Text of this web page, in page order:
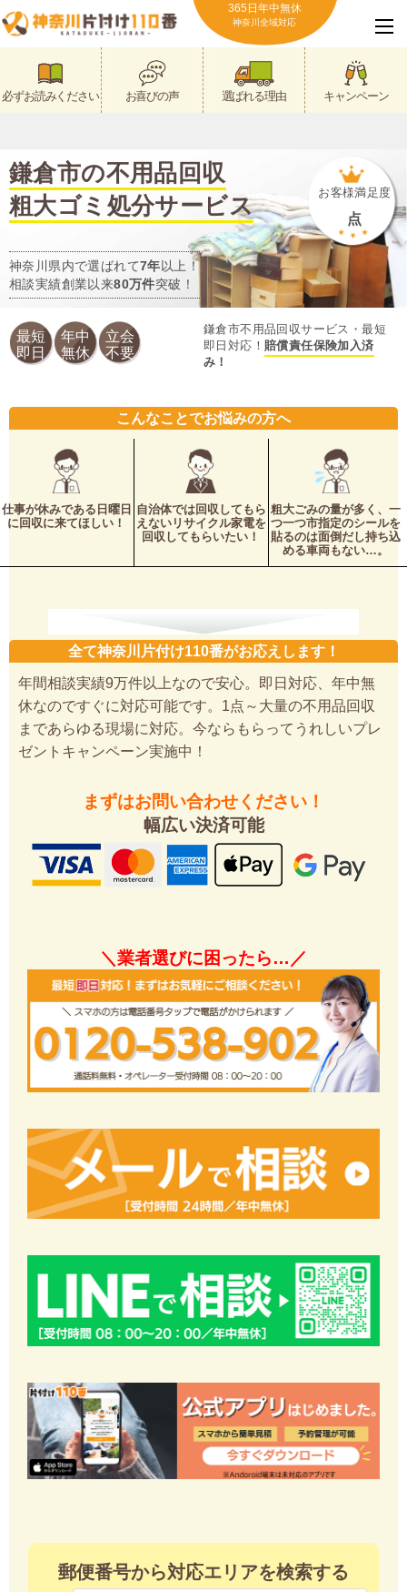
365日年中無休
神奈川全域対応
必ずお読みください お喜びの声 選ばれる理由 キャンペーン
鎌倉市の不用品回収
粗大ゴミ処分サービス
神奈川県内で選ばれて7年以上！
相談実績創業以来80万件突破！
お客様満足度
点
最短
即日
年中
無休
立会
不要
鎌倉市不用品回収サービス・最短
即日対応！ 賠償責任保険加入済
み！
こんなことでお悩みの方へ
仕事が休みである日曜日
に回収に来てほしい！
自治体では回収してもら
えないリサイクル家電を
回収してもらいたい！
粗大ごみの量が多く、一
つ一つ市指定のシールを
貼るのは面倒だし持ち込
める車両もない…。
全て神奈川片付け110番がお応えします！
年間相談実績9万件以上なので安心。即日対応、年中無
休なのですぐに対応可能です。1点～大量の不用品回収
まであらゆる現場に対応。今ならもらってうれしいプレ
ゼントキャンペーン実施中！
まずはお問い合わせください！
幅広い決済可能
＼業者選びに困ったら…／
郵便番号から対応エリアを検索する